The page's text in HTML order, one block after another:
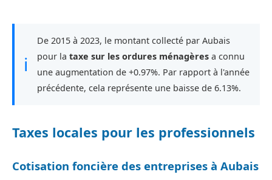
ℹ
De 2015 à 2023, le montant collecté par Aubais
pour la taxe sur les ordures ménagères a connu
une augmentation de +0.97%. Par rapport à l'année
précédente, cela représente une baisse de 6.13%.
Taxes locales pour les professionnels
Cotisation foncière des entreprises à Aubais